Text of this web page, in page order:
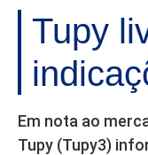
Tupy
Em nota ao
Tupy (Tupy3)